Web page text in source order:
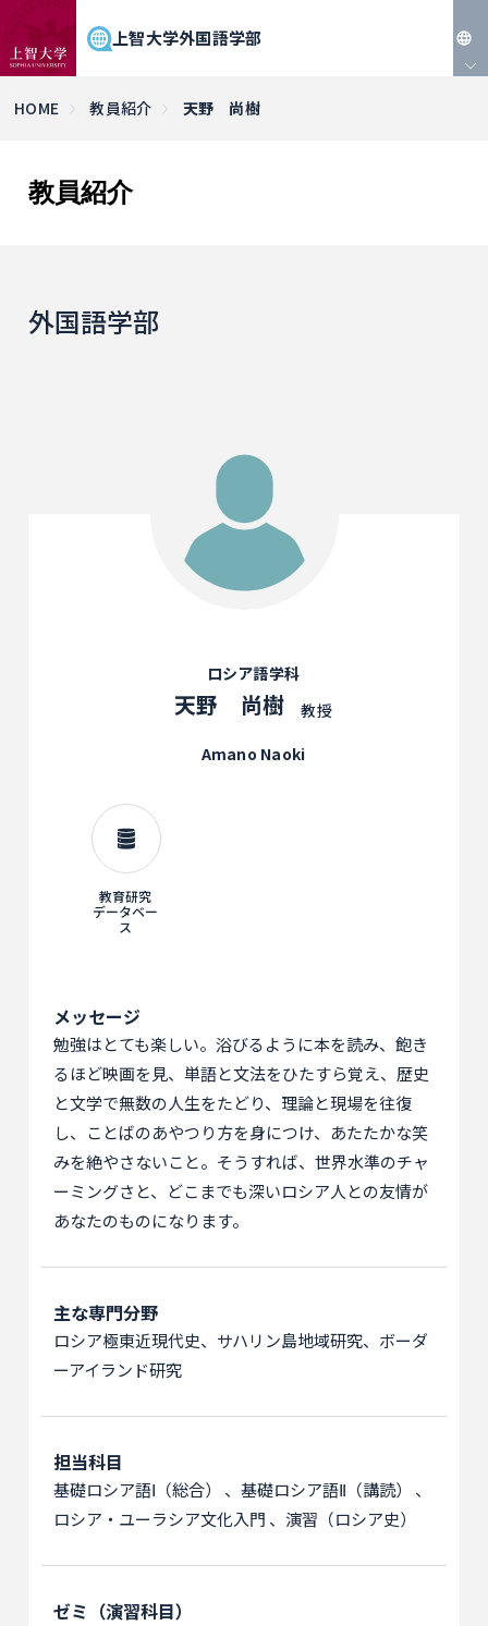
上智大学外国語学部
HOME 教員紹介 天野 尚樹
教員紹介
外国語学部
ロシア語学科
天野 尚樹
教授
Amano Naoki
教育研究
データベー
ス
メッセージ
勉強はとても楽しい。浴びるように本を読み、飽き
るほど映画を見、単語と文法をひたすら覚え、歴史
と文学で無数の人生をたどり、理論と現場を往復
し、ことばのあやつり方を身につけ、あたたかな笑
みを絶やさないこと。そうすれば、世界水準のチャ
ーミングさと、どこまでも深いロシア人との友情が
あなたのものになります。
主な専門分野
ロシア極東近現代史、サハリン島地域研究、ボーダ
ーアイランド研究
担当科目
基礎ロシア語Ⅰ（総合） 、基礎ロシア語Ⅱ（講読） 、
ロシア・ユーラシア文化入門 、演習（ロシア史）
ゼミ（演習科目）